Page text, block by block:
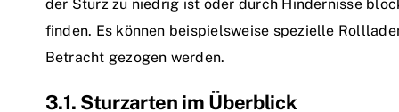
der Sturz zu niedrig ist oder durch Hindernisse
finden. Es können beispielsweise spezielle
Betracht gezogen werden.
3.1. Sturzarten im Überblick